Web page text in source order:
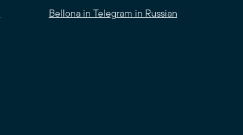
Bellona in Telegram in Russian